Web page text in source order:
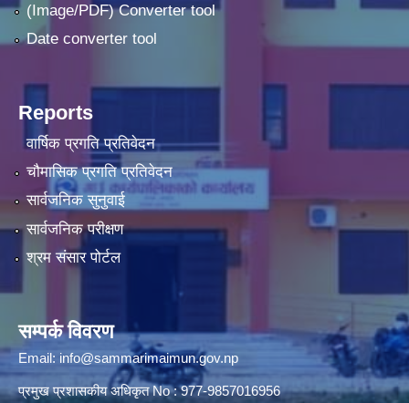
(Image/PDF) Converter tool
Date converter tool
Reports
वार्षिक प्रगति प्रतिवेदन
चौमासिक प्रगति प्रतिवेदन
सार्वजनिक सुनुवाई
सार्वजनिक परीक्षण
श्रम संसार पोर्टल
सम्पर्क विवरण
Email: info@sammarimaimun.gov.np
प्रमुख प्रशासकीय अधिकृत No : 977-9857016956